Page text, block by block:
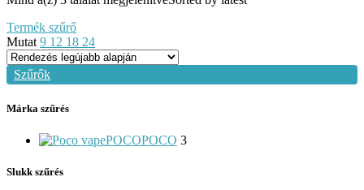
Termék szűrő
Mutat 9 12 18 24
Szűrők
Márka szűrés
POCOPOCO 3
Slukk szűrés